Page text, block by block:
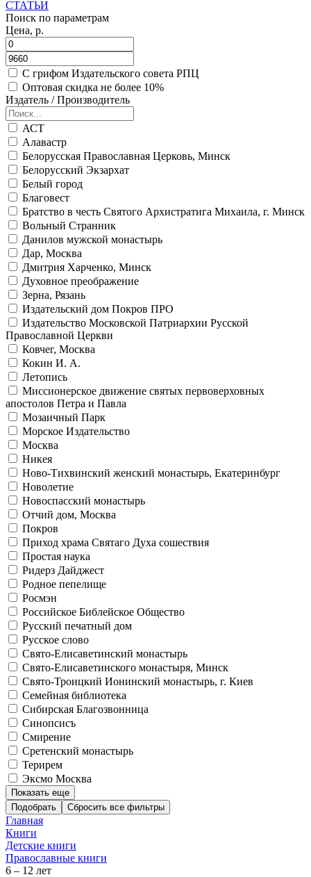
СТАТЬИ
Поиск по параметрам
Цена, р.
С грифом Издательского совета РПЦ
Оптовая скидка не более 10%
Издатель / Производитель
АСТ
Алавастр
Белорусская Православная Церковь, Минск
Белорусский Экзархат
Белый город
Благовест
Братство в честь Святого Архистратига Михаила, г. Минск
Вольный Странник
Данилов мужской монастырь
Дар, Москва
Дмитрия Харченко, Минск
Духовное преображение
Зерна, Рязань
Издательский дом Покров ПРО
Издательство Московской Патриархии Русской
Православной Церкви
Ковчег, Москва
Кокин И. А.
Летопись
Миссионерское движение святых первоверховных
апостолов Петра и Павла
Мозаичный Парк
Морское Издательство
Москва
Никея
Ново-Тихвинский женский монастырь, Екатеринбург
Новолетие
Новоспасский монастырь
Отчий дом, Москва
Покров
Приход храма Святаго Духа сошествия
Простая наука
Ридерз Дайджест
Родное пепелище
Росмэн
Российское Библейское Общество
Русский печатный дом
Русское слово
Свято-Елисаветинский монастырь
Свято-Елисаветинского монастыря, Минск
Свято-Троицкий Ионинский монастырь, г. Киев
Семейная библиотека
Сибирская Благозвонница
Синопсисъ
Смирение
Сретенский монастырь
Терирем
Эксмо Москва
Показать еще
Подобрать
Главная
Книги
Детские книги
Православные книги
6 – 12 лет